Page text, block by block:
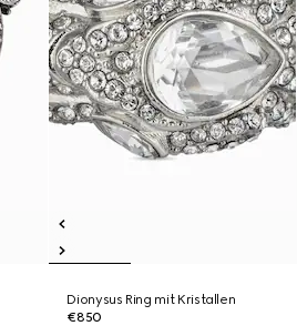
Dionysus Ring mit Kristallen
€850